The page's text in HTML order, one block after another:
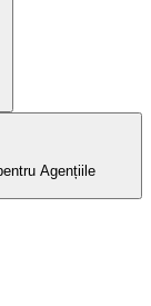
Agențiile